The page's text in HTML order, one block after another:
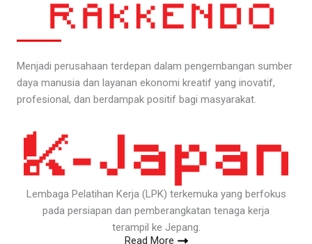
Menjadi perusahaan terdepan dalam pengembangan sumber
daya manusia dan layanan ekonomi kreatif yang inovatif,
profesional, dan berdampak positif bagi masyarakat.
Lembaga Pelatihan Kerja (LPK) terkemuka yang berfokus
pada persiapan dan pemberangkatan tenaga kerja
terampil ke Jepang.
Read More